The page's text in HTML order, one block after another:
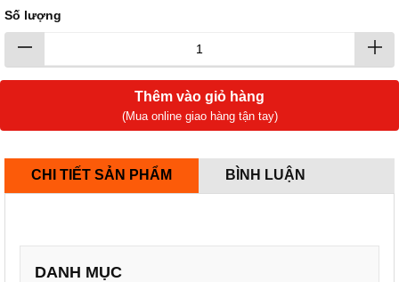
Số lượng
Thêm vào giỏ hàng
(Mua online giao hàng tận tay)
CHI TIẾT SẢN PHẨM BÌNH LUẬN
DANH MỤC